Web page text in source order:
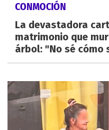
CONMOCIÓN
La devastadora
matrimonio que
árbol: "No sé cómo